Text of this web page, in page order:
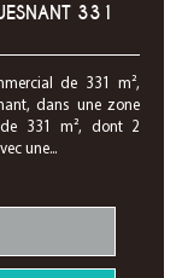
331
de 331 m²,
dans une zone
331 m², dont 2
une...